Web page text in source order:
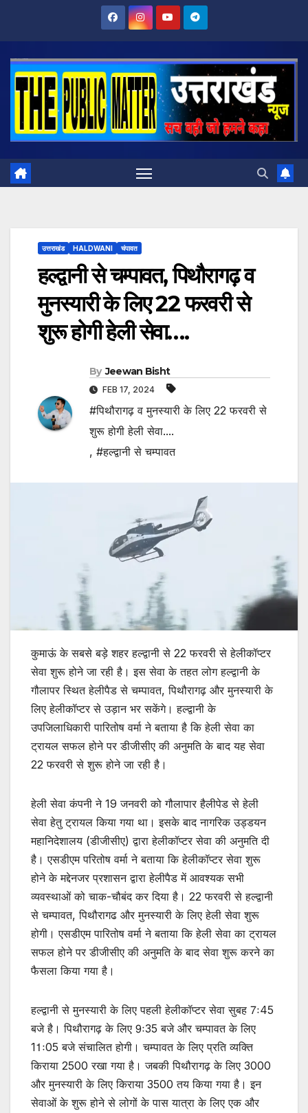
उत्तराखंड HALDWANI चंपावत
हल्द्वानी से चम्पावत, पिथौरागढ़ व
मुनस्यारी के लिए 22 फरवरी से
शुरू होगी हेली सेवा….
By Jeewan Bisht
FEB 17, 2024
#पिथौरागढ़ व मुनस्यारी के लिए 22 फरवरी से
शुरू होगी हेली सेवा....
, #हल्द्वानी से चम्पावत
कुमाऊं के सबसे बड़े शहर हल्द्वानी से 22 फरवरी से हेलीकॉप्टर
सेवा शुरू होने जा रही है। इस सेवा के तहत लोग हल्द्वानी के
गौलापर स्थित हेलीपैड से चम्पावत, पिथौरागढ़ और मुनस्यारी के
लिए हेलीकॉप्टर से उड़ान भर सकेंगे। हल्द्वानी के
उपजिलाधिकारी पारितोष वर्मा ने बताया है कि हेली सेवा का
ट्रायल सफल होने पर डीजीसीए की अनुमति के बाद यह सेवा
22 फरवरी से शुरू होने जा रही है।
हेली सेवा कंपनी ने 19 जनवरी को गौलापार हैलीपेड से हेली
सेवा हेतु ट्रायल किया गया था। इसके बाद नागरिक उड्डयन
महानिदेशालय (डीजीसीए) द्वारा हेलीकॉप्टर सेवा की अनुमति दी
है। एसडीएम परितोष वर्मा ने बताया कि हेलीकॉप्टर सेवा शुरू
होने के मद्देनजर प्रशासन द्वारा हेलीपैड में आवश्यक सभी
व्यवस्थाओं को चाक-चौबंद कर दिया है। 22 फरवरी से हल्द्वानी
से चम्पावत, पिथौरागढ और मुनस्यारी के लिए हेली सेवा शुरू
होगी। एसडीएम पारितोष वर्मा ने बताया कि हेली सेवा का ट्रायल
सफल होने पर डीजीसीए की अनुमति के बाद सेवा शुरू करने का
फैसला किया गया है।
हल्द्वानी से मुनस्यारी के लिए पहली हेलीकॉप्टर सेवा सुबह 7ः45
बजे है। पिथौरागढ़ के लिए 9ः35 बजे और चम्पावत के लिए
11ः05 बजे संचालित होगी। चम्पावत के लिए प्रति व्यक्ति
किराया 2500 रखा गया है। जबकी पिथौरागढ़ के लिए 3000
और मुनस्यारी के लिए किराया 3500 तय किया गया है। इन
सेवाओं के शुरू होने से लोगों के पास यात्रा के लिए एक और